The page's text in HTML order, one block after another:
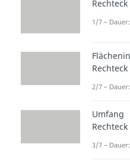
Video
Was
was
Rechteck
1/7 –
Rechteck
2/7 –
Umfang
Rechteck
3/7 –